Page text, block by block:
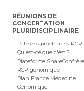
RÉUNIONS DE
CONCERTATION
PLURIDISCIPLINAIRE
Date des prochaines RCP
Qu'est-ce que c'est ?
Plateforme ShareConfrère
RCP génomique
Plan France Médecine
Génomique